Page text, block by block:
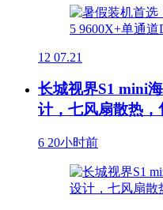
12 07.21
长城视界S1 mini
计，七风扇散热，
6 20小时前